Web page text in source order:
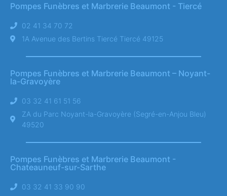
Pompes Funèbres et Marbrerie Beaumont - Tiercé
02 41 34 70 72
1A Avenue des Bertins Tiercé Tiercé 49125
Pompes Funèbres et Marbrerie Beaumont – Noyant-
la-Gravoyère
03 32 41 61 51 56
ZA du Parc Noyant-la-Gravoyère (Segré-en-Anjou Bleu)
49520
Pompes Funèbres et Marbrerie Beaumont -
Chateauneuf-sur-Sarthe
03 32 41 33 90 90